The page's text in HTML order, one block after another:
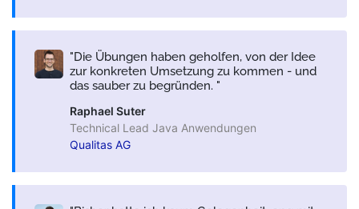
Die Übungen haben geholfen, von der Idee
zur konkreten Umsetzung zu kommen - und
das sauber zu begründen.
Raphael Suter
Technical Lead Java Anwendungen
Qualitas AG